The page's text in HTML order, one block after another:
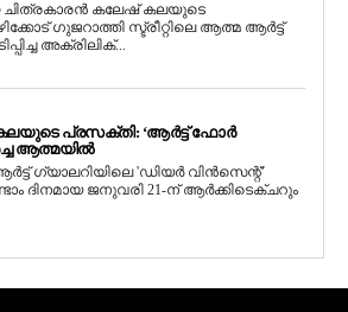
ചിത്രകാരൻ കലേഷ് കലയുടെ
ഗുജറാത്തി സ്ട്രീറ്റിലെ ആത്മ ആർട്ട്
അക്രിലിക്...
പ്രസക്തി: ‘ആർട്ട് ഫോർ
ആത്മയിൽ
ഗ്യാലറിയിലെ 'ഡിയർ വിൻസെന്റ്'
ദിനമായ ജനുവരി 21-ന് ആർക്കിടെക്ചറും